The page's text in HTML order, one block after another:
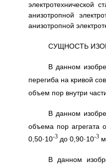
электротехнической
анизотропной
анизотропной
СУЩНОСТЬ
В данном
перегиба на кривой
объем пор внутри
В данном
объема пор агрегата
0,50·10-3до 0,90·10-3м
В данном